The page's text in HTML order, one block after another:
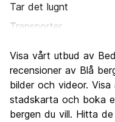
Tar det lugnt
Transporter
Kultur
Festa
Värde för pengarna
Visa vårt utbud av
recensioner av Blå
bilder och videor. Visa
stadskarta och boka
bergen du vill. Hitta